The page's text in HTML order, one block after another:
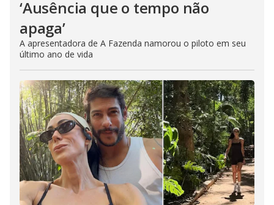
‘Ausência que o tempo não
apaga’
A apresentadora de A Fazenda namorou o piloto em seu
último ano de vida